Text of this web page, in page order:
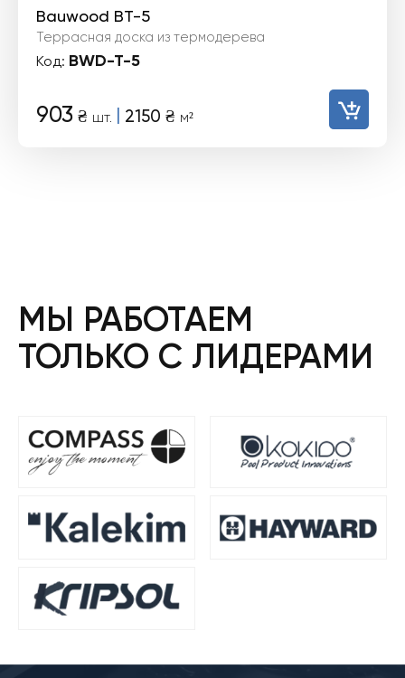
Bauwood BT-5
Террасная доска из термодерева
Код: BWD-T-5
903 ₴ шт. | 2150 ₴ м²
МЫ РАБОТАЕМ
ТОЛЬКО С ЛИДЕРАМИ